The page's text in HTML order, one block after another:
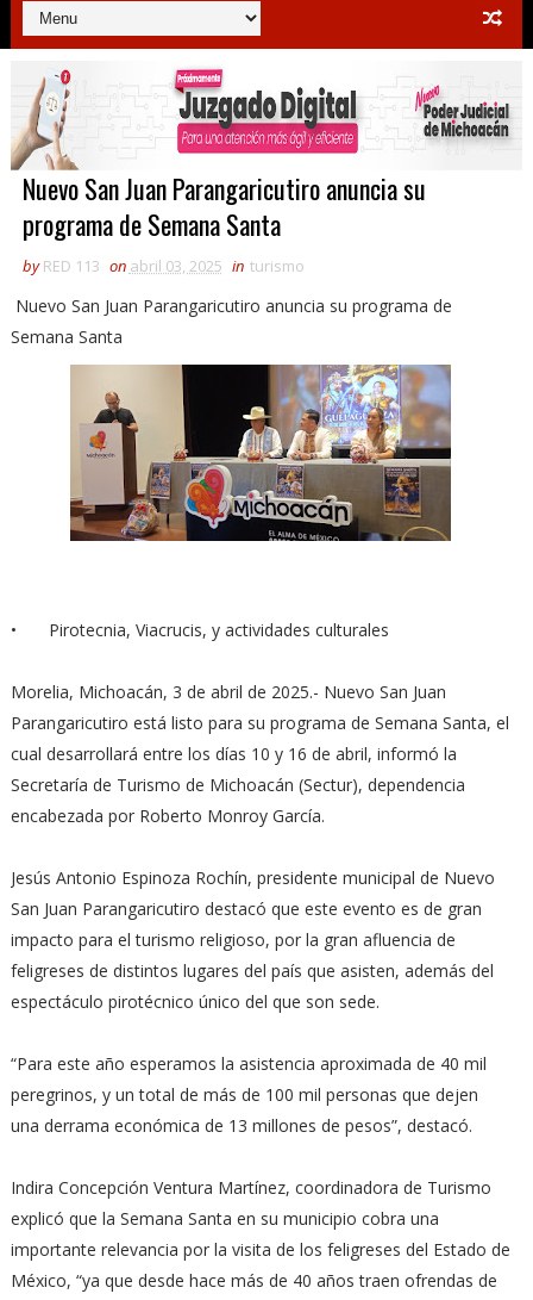
Nuevo San Juan Parangaricutiro anuncia su
programa de Semana Santa
by RED 113 on abril 03, 2025 in turismo
Nuevo San Juan Parangaricutiro anuncia su programa de
Semana Santa
• Pirotecnia, Viacrucis, y actividades culturales
Morelia, Michoacán, 3 de abril de 2025.- Nuevo San Juan
Parangaricutiro está listo para su programa de Semana Santa, el
cual desarrollará entre los días 10 y 16 de abril, informó la
Secretaría de Turismo de Michoacán (Sectur), dependencia
encabezada por Roberto Monroy García.
Jesús Antonio Espinoza Rochín, presidente municipal de Nuevo
San Juan Parangaricutiro destacó que este evento es de gran
impacto para el turismo religioso, por la gran afluencia de
feligreses de distintos lugares del país que asisten, además del
espectáculo pirotécnico único del que son sede.
“Para este año esperamos la asistencia aproximada de 40 mil
peregrinos, y un total de más de 100 mil personas que dejen
una derrama económica de 13 millones de pesos”, destacó.
Indira Concepción Ventura Martínez, coordinadora de Turismo
explicó que la Semana Santa en su municipio cobra una
importante relevancia por la visita de los feligreses del Estado de
México, “ya que desde hace más de 40 años traen ofrendas de